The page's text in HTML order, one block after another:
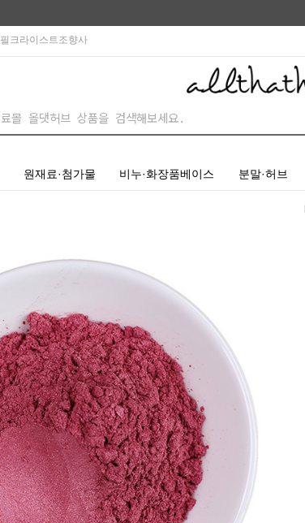
필크라이스트조향사
원재료·첨가물 비누·화장품베이스 분말·허브